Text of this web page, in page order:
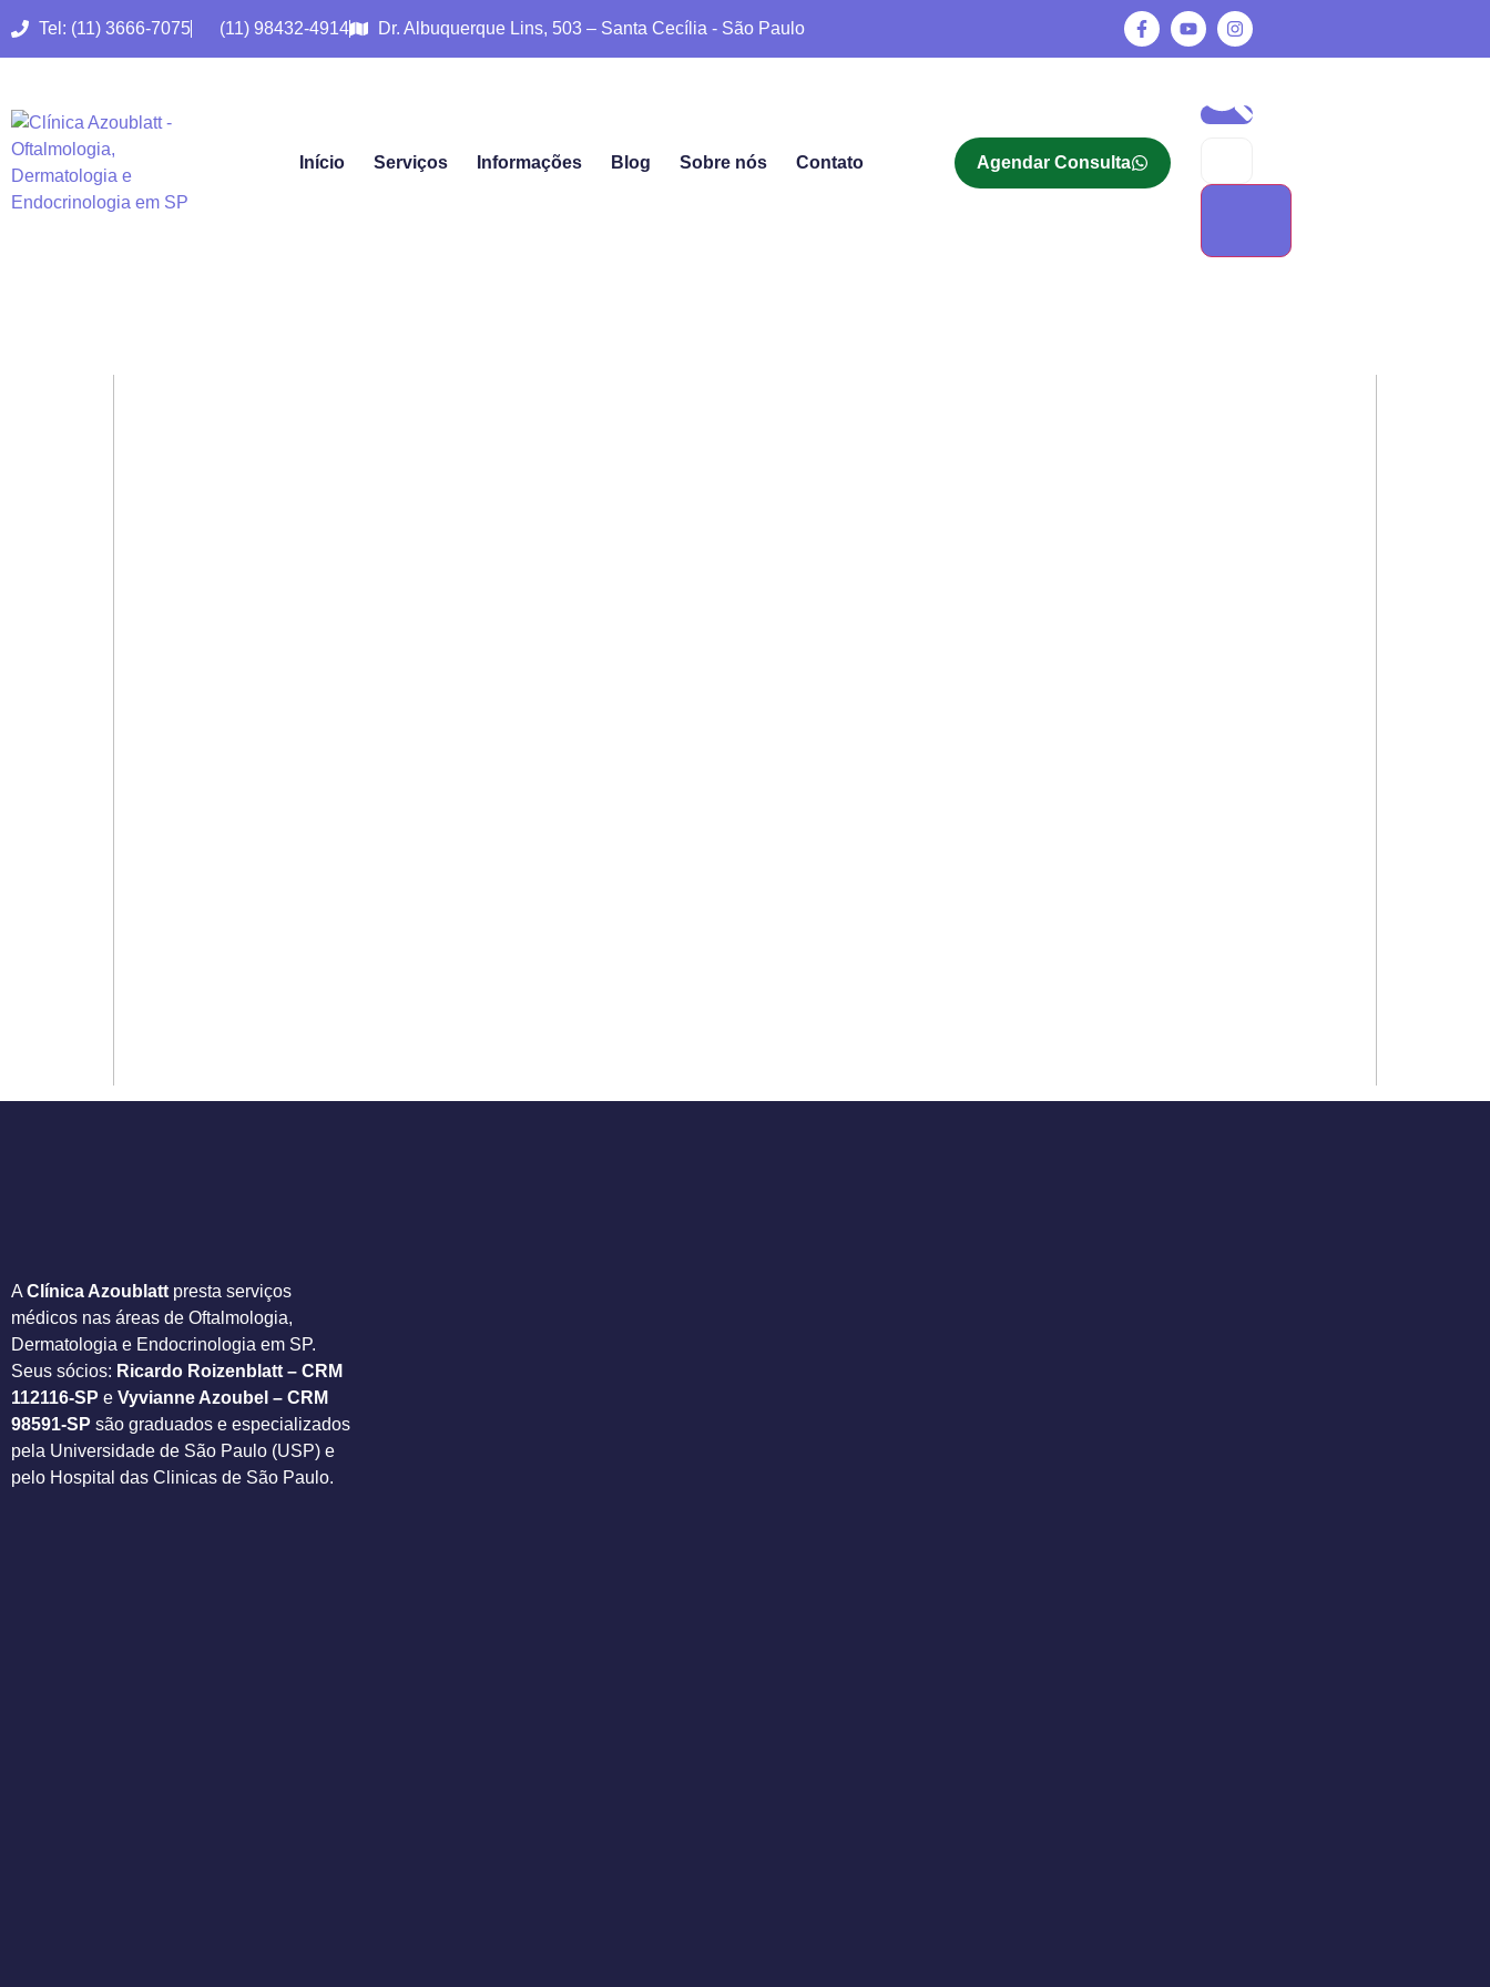
Tel: (11) 3666-7075 (11) 98432-4914 Dr. Albuquerque Lins, 503 – Santa Cecília - São Paulo
Início Serviços Informações Blog Sobre nós Contato Agendar Consulta
A Clínica Azoublatt presta serviços
médicos nas áreas de Oftalmologia,
Dermatologia e Endocrinologia em SP.
Seus sócios: Ricardo Roizenblatt – CRM
112116-SP e Vyvianne Azoubel – CRM
98591-SP são graduados e especializados
pela Universidade de São Paulo (USP) e
pelo Hospital das Clinicas de São Paulo.